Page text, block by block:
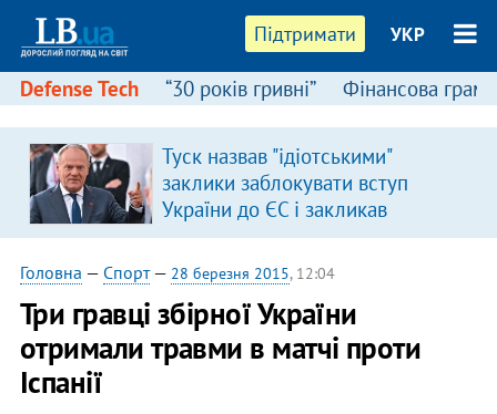
Підтримати УКР
Defense Tech “30 років гривні” Фінансова
Туск назвав "ідіотськими"
заклики заблокувати вступ
України до ЄС і закликав
припинити антиукраїнську
риторику
Головна — Спорт— 28 березня 2015, 12:04
Три гравці збірної України
отримали травми в матчі проти
Іспанії